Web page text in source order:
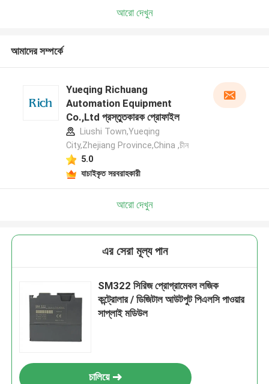
আরো দেখুন
আমাদের সম্পর্কে
Yueqing Richuang
Automation Equipment
Co.,Ltd প্রস্তুতকারক প্রোফাইল
Liushi Town,Yueqing
City,Zhejiang Province,China ,চীন
5.0
যাচাইকৃত সরবরাহকারী
আরো দেখুন
এর সেরা মূল্য পান
SM322 সিরিজ প্রোগ্রামেবল লজিক
কন্ট্রোলার / ডিজিটাল আউটপুট পিএলসি পাওয়ার
সাপ্লাই মডিউল
চালিয়ে